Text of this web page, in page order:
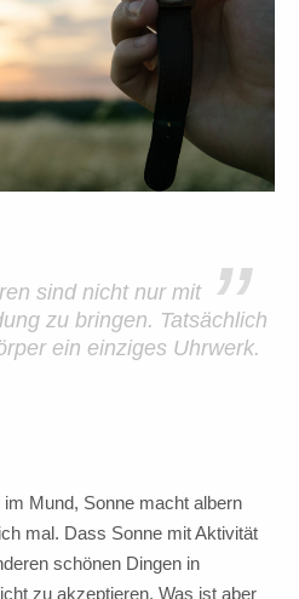
”
sind nicht nur mit
zu bringen. Tatsächlich
ein einziges Uhrwerk.
Mund, Sonne macht albern
mal. Dass Sonne mit Aktivität
schönen Dingen in
zu akzeptieren. Was ist aber